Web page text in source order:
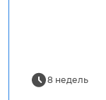
8 недель